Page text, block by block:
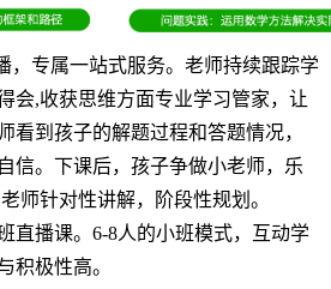
专属一站式服务。老师持续跟踪学
会,收获思维方面专业学习管家，让
看到孩子的解题过程和答题情况，
信。下课后，孩子争做小老师，乐
师针对性讲解，阶段性规划。
播课。6-8人的小班模式，互动学
积极性高。